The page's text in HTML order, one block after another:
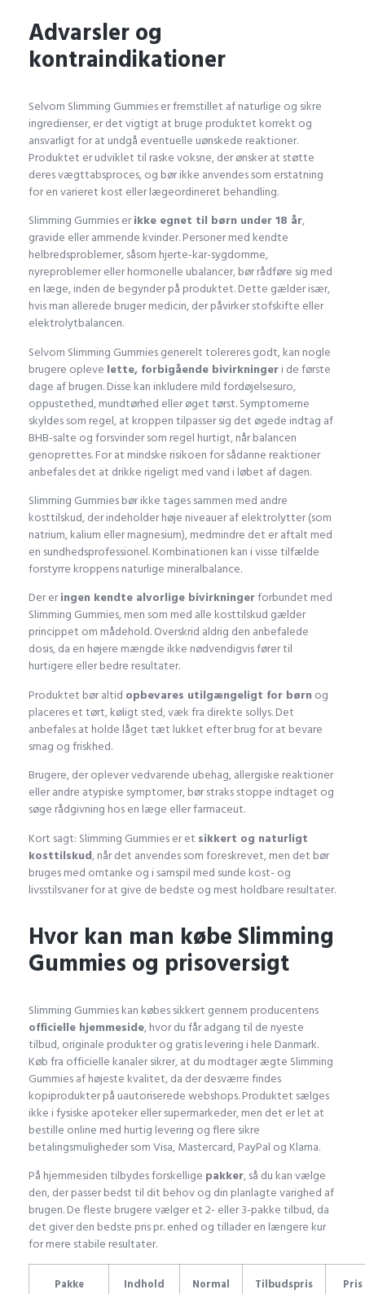
Advarsler og
kontraindikationer
Selvom Slimming Gummies er fremstillet af naturlige og sikre
ingredienser, er det vigtigt at bruge produktet korrekt og
ansvarligt for at undgå eventuelle uønskede reaktioner.
Produktet er udviklet til raske voksne, der ønsker at støtte
deres vægttabsproces, og bør ikke anvendes som erstatning
for en varieret kost eller lægeordineret behandling.
Slimming Gummies erikke egnet til børn under 18 år,
gravide eller ammende kvinder. Personer med kendte
helbredsproblemer, såsom hjerte-kar-sygdomme,
nyreproblemer eller hormonelle ubalancer, bør rådføre sig med
en læge, inden de begynder på produktet. Dette gælder især,
hvis man allerede bruger medicin, der påvirker stofskifte eller
elektrolytbalancen.
Selvom Slimming Gummies generelt tolereres godt, kan nogle
brugere opleve lette, forbigående bivirkningeri de første
dage af brugen. Disse kan inkludere mild fordøjelsesuro,
oppustethed, mundtørhed eller øget tørst. Symptomerne
skyldes som regel, at kroppen tilpasser sig det øgede indtag af
BHB-salte og forsvinder som regel hurtigt, når balancen
genoprettes. For at mindske risikoen for sådanne reaktioner
anbefales det at drikke rigeligt med vand i løbet af dagen.
Slimming Gummies bør ikke tages sammen med andre
kosttilskud, der indeholder høje niveauer af elektrolytter (som
natrium, kalium eller magnesium), medmindre det er aftalt med
en sundhedsprofessionel. Kombinationen kan i visse tilfælde
forstyrre kroppens naturlige mineralbalance.
Der eringen kendte alvorlige bivirkningerforbundet med
Slimming Gummies, men som med alle kosttilskud gælder
princippet om mådehold. Overskrid aldrig den anbefalede
dosis, da en højere mængde ikke nødvendigvis fører til
hurtigere eller bedre resultater.
Produktet bør altid opbevares utilgængeligt for børn og
placeres et tørt, køligt sted, væk fra direkte sollys. Det
anbefales at holde låget tæt lukket efter brug for at bevare
smag og friskhed.
Brugere, der oplever vedvarende ubehag, allergiske reaktioner
eller andre atypiske symptomer, bør straks stoppe indtaget og
søge rådgivning hos en læge eller farmaceut.
Kort sagt: Slimming Gummies er et sikkert og naturligt
kosttilskud, når det anvendes som foreskrevet, men det bør
bruges med omtanke og i samspil med sunde kost- og
livsstilsvaner for at give de bedste og mest holdbare resultater.
Hvor kan man købe Slimming
Gummies og prisoversigt
Slimming Gummies kan købes sikkert gennem producentens
officielle hjemmeside, hvor du får adgang til de nyeste
tilbud, originale produkter og gratis levering i hele Danmark.
Køb fra officielle kanaler sikrer, at du modtager ægte Slimming
Gummies af højeste kvalitet, da der desværre findes
kopiprodukter på uautoriserede webshops. Produktet sælges
ikke i fysiske apoteker eller supermarkeder, men det er let at
bestille online med hurtig levering og flere sikre
betalingsmuligheder som Visa, Mastercard, PayPal og Klarna.
På hjemmesiden tilbydes forskellige pakker, så du kan vælge
den, der passer bedst til dit behov og din planlagte varighed af
brugen. De fleste brugere vælger et 2- eller 3-pakke tilbud, da
det giver den bedste pris pr. enhed og tillader en længere kur
for mere stabile resultater.
Pakke
Indhold
Normal
Tilbudspris
Pris